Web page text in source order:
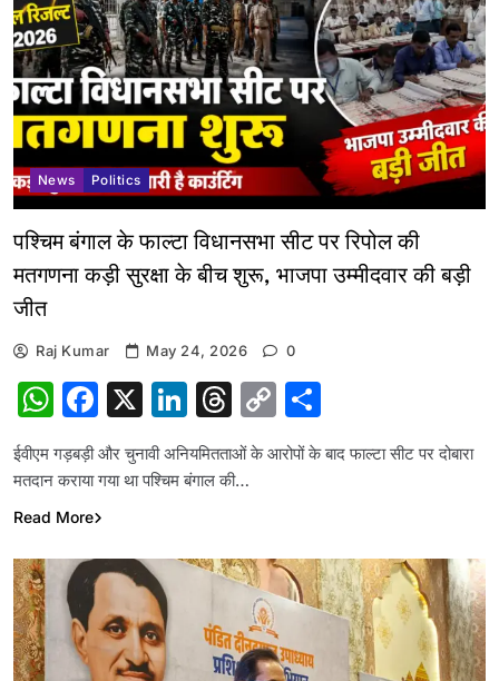
News Politics
पश्चिम बंगाल के फाल्टा विधानसभा सीट पर रिपोल की
मतगणना कड़ी सुरक्षा के बीच शुरू, भाजपा उम्मीदवार की बड़ी
जीत
Raj Kumar May 24, 2026 0
WhatsApp
Facebook
X LinkedIn
Threads
Copy
Link
ईवीएम गड़बड़ी और चुनावी अनियमितताओं के आरोपों के बाद फाल्टा सीट पर दोबारा
मतदान कराया गया था पश्चिम बंगाल की…
Read More